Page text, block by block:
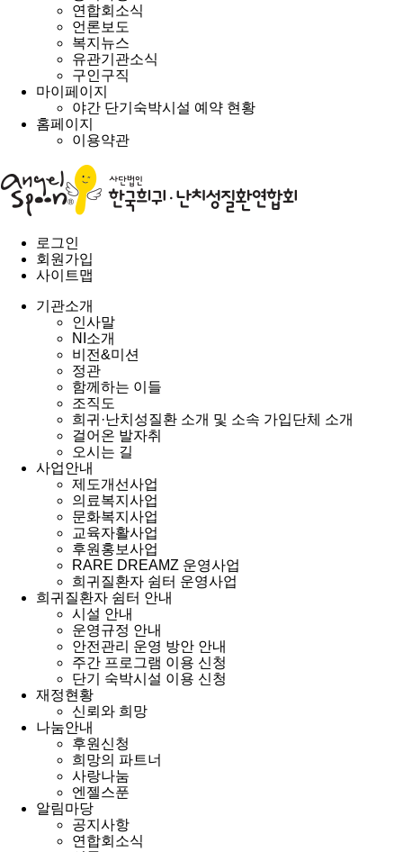
연합회소식
언론보도
복지뉴스
유관기관소식
구인구직
마이페이지
야간 단기숙박시설 예약 현황
홈페이지
이용약관
로그인
회원가입
사이트맵
기관소개
인사말
NI소개
비전&미션
정관
함께하는 이들
조직도
희귀·난치성질환 소개 및 소속 가입단체 소개
걸어온 발자취
오시는 길
사업안내
제도개선사업
의료복지사업
문화복지사업
교육자활사업
후원홍보사업
RARE DREAMZ 운영사업
희귀질환자 쉼터 운영사업
희귀질환자 쉼터 안내
시설 안내
운영규정 안내
안전관리 운영 방안 안내
주간 프로그램 이용 신청
단기 숙박시설 이용 신청
재정현황
신뢰와 희망
나눔안내
후원신청
희망의 파트너
사랑나눔
엔젤스푼
알림마당
공지사항
연합회소식